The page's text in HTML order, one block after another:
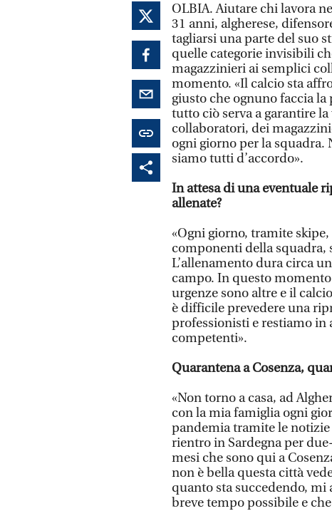
OLBIA. Aiutare chi lavora
31 anni, algherese,
tagliarsi una parte del suo
quelle categorie invisibili
magazzinieri ai semplici
momento. «Il calcio sta
giusto che ognuno faccia
tutto ciò serva a garantire
collaboratori, dei
ogni giorno per la squadra.
siamo tutti d’accordo».
In attesa di una eventuale
allenate?
«Ogni giorno, tramite
componenti della squadra,
L’allenamento dura circa
campo. In questo
urgenze sono altre e il
è difficile prevedere una
professionisti e restiamo in
competenti».
Quarantena a Cosenza,
«Non torno a casa, ad
con la mia famiglia ogni
pandemia tramite le
rientro in Sardegna per
mesi che sono qui a
non è bella questa città
quanto sta succedendo,
breve tempo possibile e